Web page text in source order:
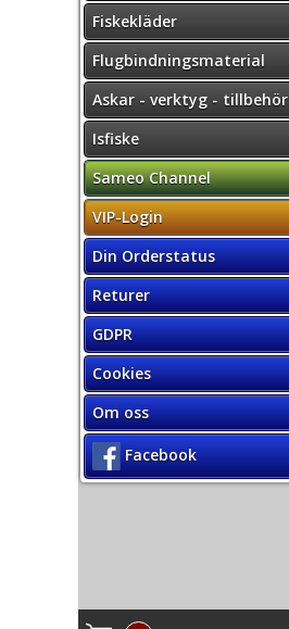
Fiskekläder
Flugbindningsmaterial
Askar - verktyg - tillbehör
Isfiske
Sameo Channel
VIP-Login
Din Orderstatus
Returer
GDPR
Cookies
Om oss
Facebook